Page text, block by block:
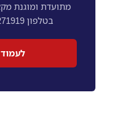
מתועדת ומוגנת
בטלפון 08-9271919 או דרך האתר.